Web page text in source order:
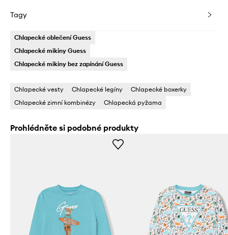
Tagy
Chlapecké oblečení Guess
Chlapecké mikiny Guess
Chlapecké mikiny bez zapínání Guess
Chlapecké vesty Chlapecké legíny
Chlapecké boxerky
Chlapecké zimní kombinézy
Chlapecká pyžama
Prohlédněte si podobné produkty